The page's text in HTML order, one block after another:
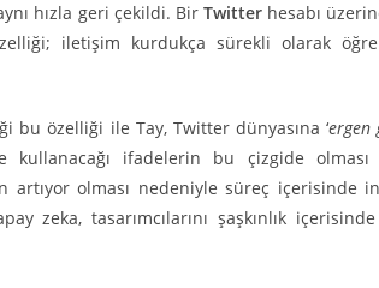
hızla geri çekildi. Bir Twitterhesabı
iletişim kurdukça sürekli olarak
bu özelliği ile Tay, Twitter dünyasına ‘ergen
ifadelerin bu çizgide olması
artıyor olması nedeniyle süreç içerisinde
zeka, tasarımcılarını şaşkınlık